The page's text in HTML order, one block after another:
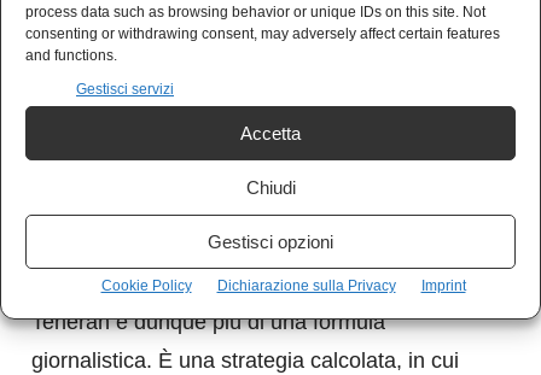
process data such as browsing behavior or unique IDs on this site. Not
consenting or withdrawing consent, may adversely affect certain features
and functions.
Gestisci servizi
Accetta
Chiudi
Gestisci opzioni
Cookie Policy Dichiarazione sulla Privacy Imprint
nell’area. Secondo indiscrezioni del
Pentagono, il gruppo d’attacco attorno alla
portaerei USS George H. W. Bush dovrebbe
integrarsi con altre unità già presenti nel Golfo.
Il messaggio è simmetrico: mentre si negozia,
si accumula potenza.
La diplomazia “stop and go” tra Washington e
Teheran è dunque più di una formula
giornalistica. È una strategia calcolata, in cui